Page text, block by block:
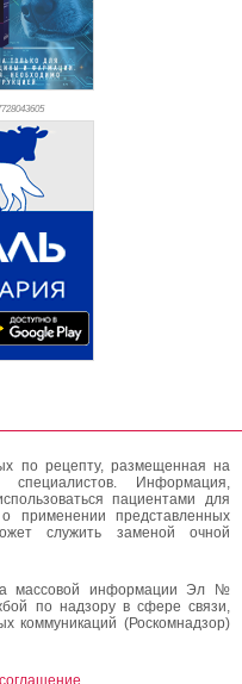
8043605
по рецепту, размещенная на
Информация,
пациентами для
применении представленных
служить заменой очной
массовой информации Эл №
по надзору в сфере связи,
коммуникаций (Роскомнадзор)